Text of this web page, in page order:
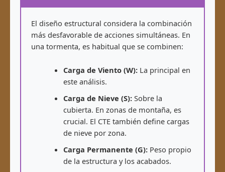
El diseño estructural considera la combinación
más desfavorable de acciones simultáneas. En
una tormenta, es habitual que se combinen:
Carga de Viento (W):La principal en
este análisis.
Carga de Nieve (S):Sobre la
cubierta. En zonas de montaña, es
crucial. El CTE también define cargas
de nieve por zona.
Carga Permanente (G):Peso propio
de la estructura y los acabados.